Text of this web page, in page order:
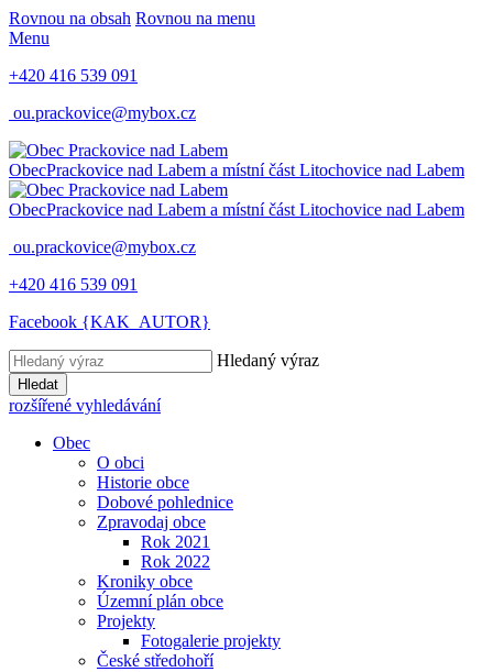
Rovnou na obsah Rovnou na menu
Menu
+420 416 539 091
ou.prackovice@mybox.cz
ObecPrackovice nad Labem a místní část Litochovice nad Labem
ObecPrackovice nad Labem a místní část Litochovice nad Labem
ou.prackovice@mybox.cz
+420 416 539 091
Facebook {KAK_AUTOR}
Hledaný výraz
Hledat
rozšířené vyhledávání
Obec
O obci
Historie obce
Dobové pohlednice
Zpravodaj obce
Rok 2021
Rok 2022
Kroniky obce
Územní plán obce
Projekty
Fotogalerie projekty
České středohoří